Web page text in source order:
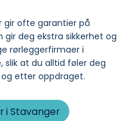
gir ofte garantier på
deg ekstra sikkerhet og
rørleggerfirmaer i
slik at du alltid føler deg
etter oppdraget.
i Stavanger